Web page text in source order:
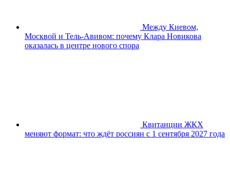
Между Киевом,
Москвой и Тель-Авивом: почему Клара Новикова
оказалась в центре нового спора
Квитанции ЖКХ
меняют формат: что ждёт россиян с 1 сентября 2027 года